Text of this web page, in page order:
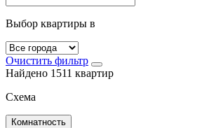
Выбор квартиры в
Очистить фильтр
Найдено 1511 квартир
Схема
Комнатность